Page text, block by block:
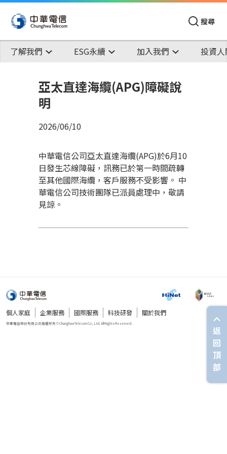
搜尋
了解我們 ESG永續 加入我們 投資
亞太直達海纜(APG)障礙說
明
2026/06/10
中華電信公司亞太直達海纜(APG)於6月10
日發生芯線障礙，訊務已於第一時間疏轉
至其他國際海纜，客戶服務不受影響。 中
華電信公司技術團隊已派員處理中，敬請
見諒。
個人家庭 企業服務 國際服務 科技研發 關於我們
返
回
頂
部